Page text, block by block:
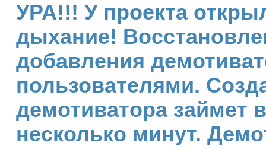
УРА!!! У проекта
дыхание!
добавления
пользователями.
демотиватора займет
несколько минут.